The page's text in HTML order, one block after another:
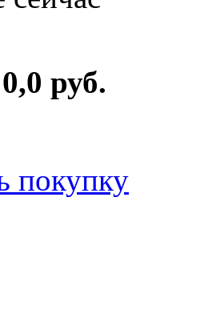
0,0 руб.
покупку